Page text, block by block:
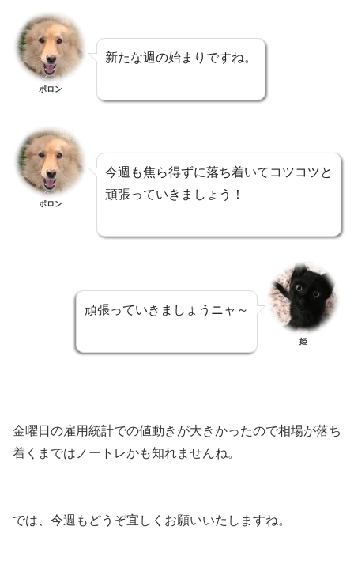
ポロン
新たな週の始まりですね。
ポロン
今週も焦ら得ずに落ち着いてコツコツと
頑張っていきましょう！
頑張っていきましょうニャ～
姫
金曜日の雇用統計での値動きが大きかったので相場が落ち
着くまではノートレかも知れませんね。
では、今週もどうぞ宜しくお願いいたしますね。